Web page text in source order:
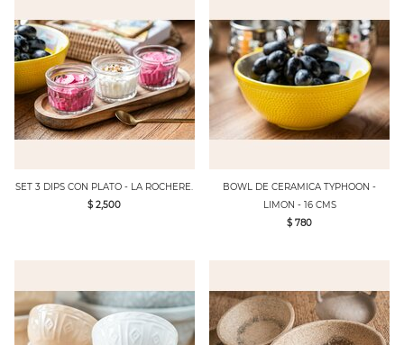
SET 3 DIPS CON PLATO - LA ROCHERE.
$ 2,500
BOWL DE CERAMICA TYPHOON -
LIMON - 16 CMS
$ 780